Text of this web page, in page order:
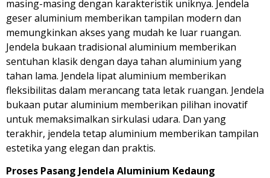
masing-masing dengan karakteristik uniknya. Jendela
geser aluminium memberikan tampilan modern dan
memungkinkan akses yang mudah ke luar ruangan.
Jendela bukaan tradisional aluminium memberikan
sentuhan klasik dengan daya tahan aluminium yang
tahan lama. Jendela lipat aluminium memberikan
fleksibilitas dalam merancang tata letak ruangan. Jendela
bukaan putar aluminium memberikan pilihan inovatif
untuk memaksimalkan sirkulasi udara. Dan yang
terakhir, jendela tetap aluminium memberikan tampilan
estetika yang elegan dan praktis.
Proses Pasang Jendela Aluminium Kedaung